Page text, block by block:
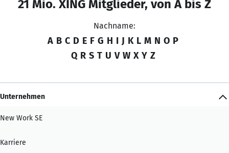
21 Mio. XING Mitglieder, von A bis Z
Nachname:
A B C D E F G H I J K L M N O P
Q R S T U V W X Y Z
Unternehmen
New Work SE
Karriere